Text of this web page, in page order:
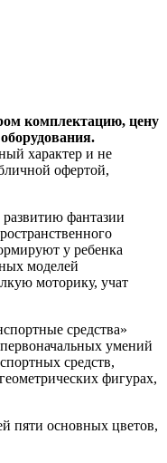
комплектацию, цену
характер и не
офертой,
фантазии
у ребенка
моделей
моторику, учат
средства»
умений
средств,
фигурах,
пяти основных цветов,